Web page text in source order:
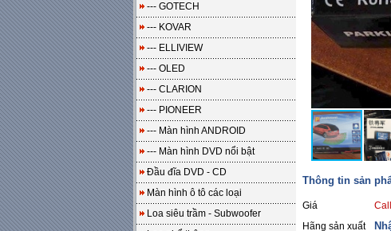
--- GOTECH
--- KOVAR
--- ELLIVIEW
--- OLED
--- CLARION
--- PIONEER
--- Màn hình ANDROID
--- Màn hình DVD nổi bật
Đầu đĩa DVD - CD
Màn hình ô tô các loại
Loa siêu trầm - Subwoofer
Thông tin sản
Giá Call
Hãng sản xuất